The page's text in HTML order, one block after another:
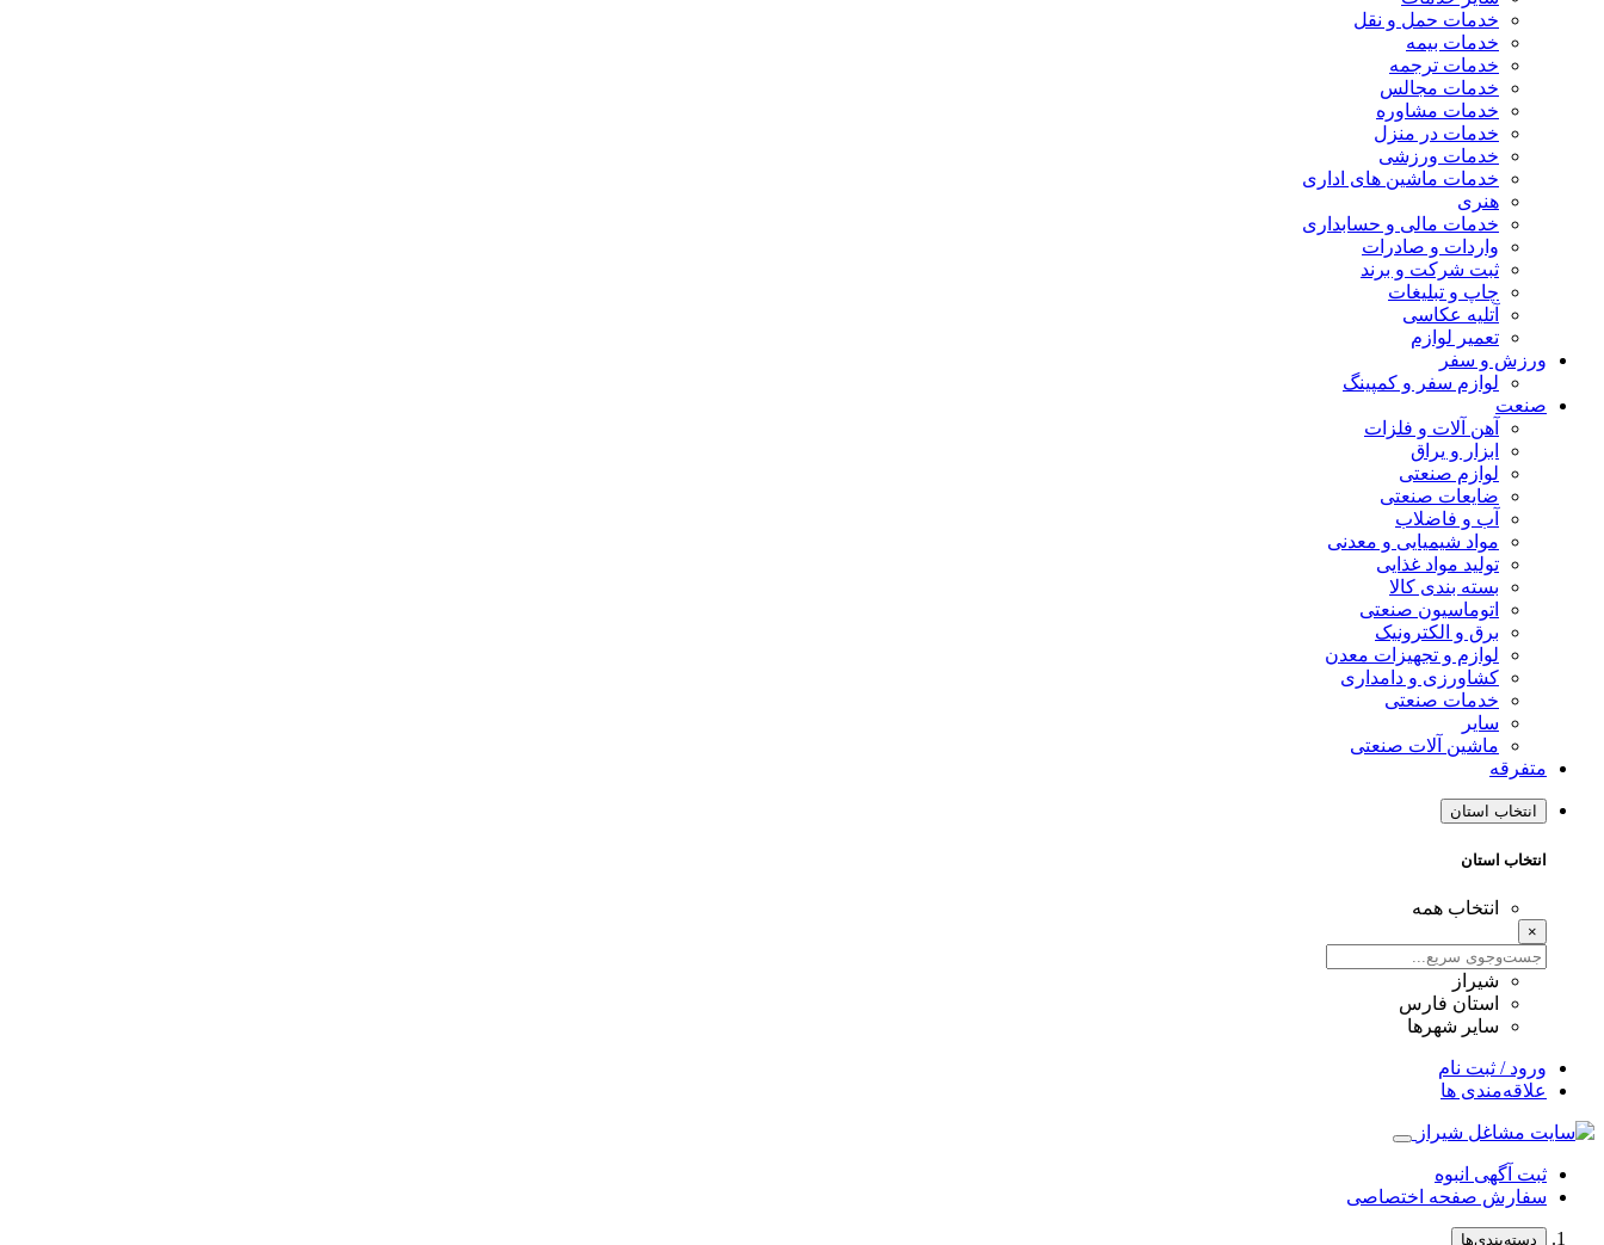
خدمات حمل و نقل
خدمات بیمه
خدمات ترجمه
خدمات مجالس
خدمات مشاوره
خدمات در منزل
خدمات ورزشی
خدمات ماشین های اداری
هنری
خدمات مالی و حسابداری
واردات و صادرات
ثبت شرکت و برند
چاپ و تبلیغات
آتلیه عکاسی
تعمیر لوازم
ورزش و سفر
لوازم سفر و کمپینگ
صنعت
آهن آلات و فلزات
ابزار و یراق
لوازم صنعتی
ضایعات صنعتی
آب و فاضلاب
مواد شیمیایی و معدنی
تولید مواد غذایی
بسته بندی کالا
اتوماسیون صنعتی
برق و الکترونیک
لوازم و تجهیزات معدن
کشاورزی و دامداری
خدمات صنعتی
سایر
ماشین آلات صنعتی
متفرقه
انتخاب استان
انتخاب استان
انتخاب همه
×
شیراز
استان فارس
سایر شهرها
ورود / ثبت نام
علاقه‌مندی ها
ثبت آگهی انبوه
سفارش صفحه اختصاصی
دسته‌بندی‌ها